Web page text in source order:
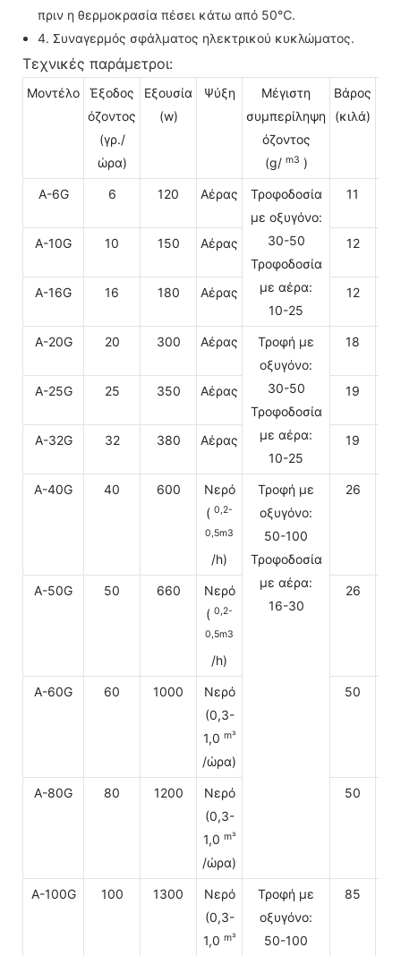
πριν η θερμοκρασία πέσει κάτω από 50℃.
4. Συναγερμός σφάλματος ηλεκτρικού κυκλώματος.
Τεχνικές παράμετροι:
Μοντέλο
Έξοδος
όζοντος
(γρ./
ώρα)
Εξουσία
(w)
Ψύξη
Μέγιστη
συμπερίληψη
όζοντος
(g/ m3 )
Βάρος
(κιλά)
A-6G 6 120 Αέρας
Τροφοδοσία
με οξυγόνο:
30-50
Τροφοδοσία
με αέρα:
10-25
11
A-10G 10 150 Αέρας 12
A-16G 16 180 Αέρας 12
A-20G 20 300 Αέρας
Τροφή με
οξυγόνο:
30-50
Τροφοδοσία
με αέρα:
10-25
18
A-25G 25 350 Αέρας 19
A-32G 32 380 Αέρας 19
A-40G 40 600
Νερό
( 0,2-
0,5m3
/h)
Τροφή με
οξυγόνο:
50-100
Τροφοδοσία
με αέρα:
16-30
26
A-50G 50 660
Νερό
( 0,2-
0,5m3
/h)
26
A-60G 60 1000
Νερό
(0,3-
1,0 m³
/ώρα)
50
A-80G 80 1200
Νερό
(0,3-
1,0 m³
/ώρα)
50
A-100G 100 1300
Νερό
(0,3-
1,0 m³
Τροφή με
οξυγόνο:
50-100
85